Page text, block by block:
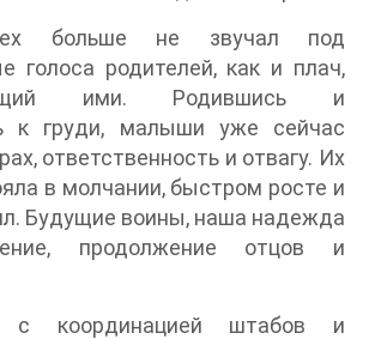
больше не звучал под
голоса родителей, как и плач,
ими. Родившись и
к груди, малыши уже сейчас
ответственность и отвагу. Их
в молчании, быстром росте и
Будущие воины, наша надежда
продолжение отцов и
с координацией штабов и